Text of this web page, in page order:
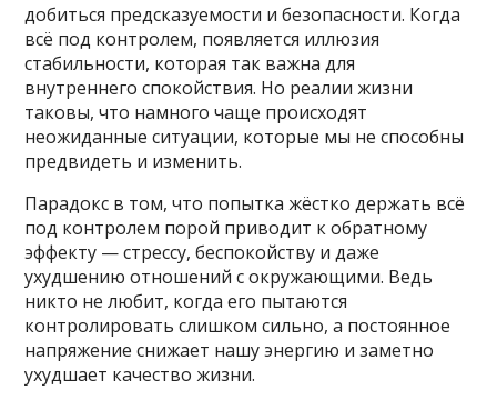
добиться предсказуемости и безопасности. Когда
всё под контролем, появляется иллюзия
стабильности, которая так важна для
внутреннего спокойствия. Но реалии жизни
таковы, что намного чаще происходят
неожиданные ситуации, которые мы не способны
предвидеть и изменить.
Парадокс в том, что попытка жёстко держать всё
под контролем порой приводит к обратному
эффекту — стрессу, беспокойству и даже
ухудшению отношений с окружающими. Ведь
никто не любит, когда его пытаются
контролировать слишком сильно, а постоянное
напряжение снижает нашу энергию и заметно
ухудшает качество жизни.